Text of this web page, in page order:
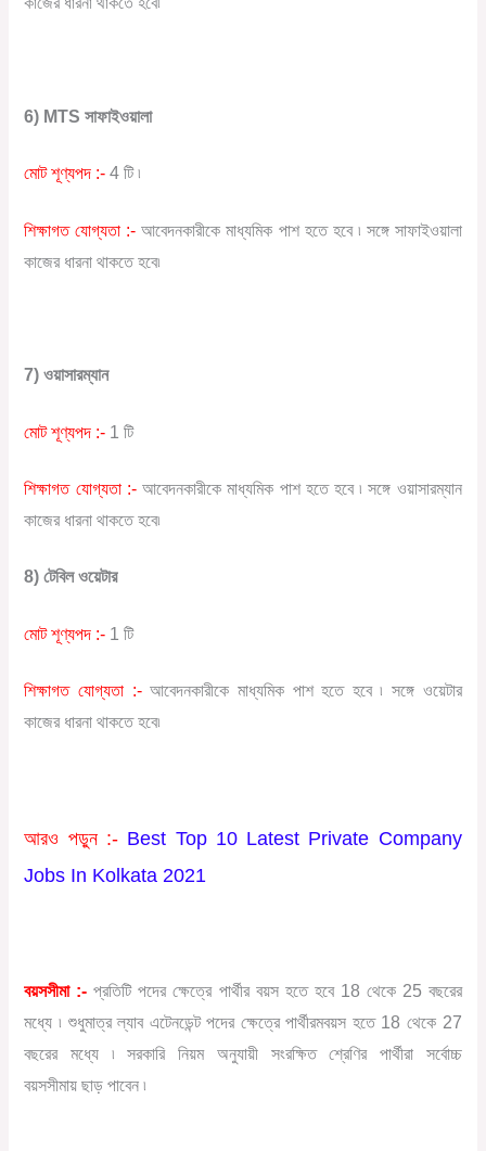
6) MTS সাফাইওয়ালা
মোট শূণ্যপদ :- 4 টি ৷
শিক্ষাগত যোগ্যতা :-আবেদনকারীকে মাধ্যমিক পাশ হতে হবে ৷ সঙ্গে সাফাইওয়ালা
কাজের ধারনা থাকতে হবে৷
7) ওয়াসারম্যান
মোট শূণ্যপদ :- 1 টি
শিক্ষাগত যোগ্যতা :-আবেদনকারীকে মাধ্যমিক পাশ হতে হবে ৷ সঙ্গে ওয়াসারম্যান
কাজের ধারনা থাকতে হবে৷
8) টেবিল ওয়েটার
মোট শূণ্যপদ :- 1 টি
শিক্ষাগত যোগ্যতা :-আবেদনকারীকে মাধ্যমিক পাশ হতে হবে ৷ সঙ্গে ওয়েটার
কাজের ধারনা থাকতে হবে৷
আরও পড়ুন :- Best Top 10 Latest Private Company
Jobs In Kolkata 2021
বয়সসীমা :- প্রতিটি পদের ক্ষেত্রে পার্থীর বয়স হতে হবে 18 থেকে 25 বছরের
মধ্যে ৷ শুধুমাত্র ল্যাব এটেনডেন্ট পদের ক্ষেত্রে পার্থীরমবয়স হতে 18 থেকে 27
বছরের মধ্যে ৷ সরকারি নিয়ম অনুযায়ী সংরক্ষিত শ্রেণির পার্থীরা সর্বোচ্চ
বয়সসীমায় ছাড় পাবেন ৷